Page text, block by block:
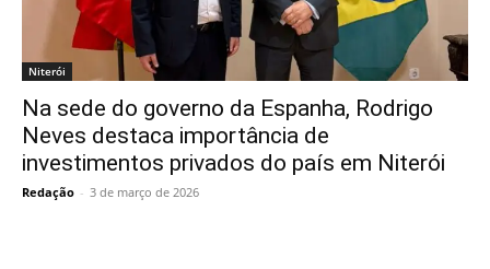
Niterói
Na sede do governo da Espanha, Rodrigo
Neves destaca importância de
investimentos privados do país em Niterói
Redação - 3 de março de 2026